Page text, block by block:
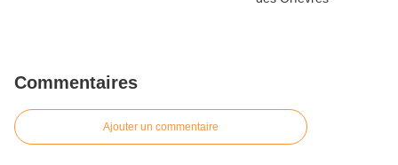
Commentaires
Ajouter un commentaire